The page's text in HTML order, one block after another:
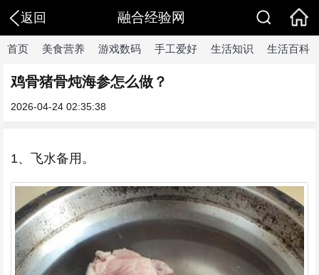
返回 融合经验网
首页 美食营养 游戏数码 手工爱好 生活知识 生活百科
鸡骨猪骨炖海参怎么做？
2026-04-24 02:35:38
1、飞水备用。